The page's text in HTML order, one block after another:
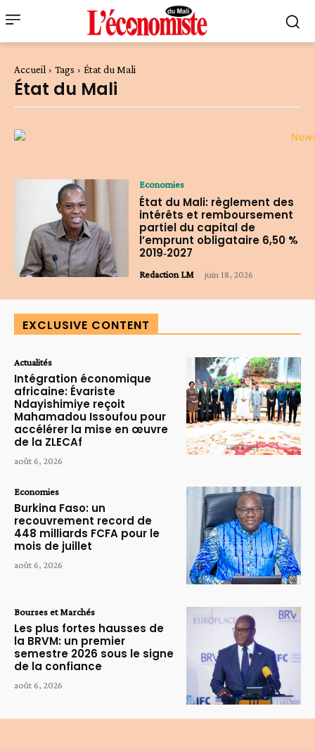
Accueil Tags État du Mali
État du Mali
Economies
État du Mali: règlement des
intérêts et remboursement
partiel du capital de
l’emprunt obligataire 6,50 %
2019‑2027
Redaction LM - juin 18, 2026
EXCLUSIVE CONTENT
Actualités
Intégration économique
africaine: Évariste
Ndayishimiye reçoit
Mahamadou Issoufou pour
accélérer la mise en œuvre
de la ZLECAf
août 6, 2026
Economies
Burkina Faso: un
recouvrement record de
448 milliards FCFA pour le
mois de juillet
août 6, 2026
Bourses et Marchés
Les plus fortes hausses de
la BRVM: un premier
semestre 2026 sous le signe
de la confiance
août 6, 2026